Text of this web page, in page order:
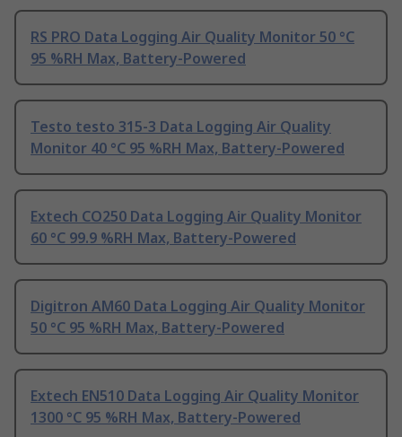
RS PRO Data Logging Air Quality Monitor 50 °C
95 %RH Max, Battery-Powered
Testo testo 315-3 Data Logging Air Quality
Monitor 40 °C 95 %RH Max, Battery-Powered
Extech CO250 Data Logging Air Quality Monitor
60 °C 99.9 %RH Max, Battery-Powered
Digitron AM60 Data Logging Air Quality Monitor
50 °C 95 %RH Max, Battery-Powered
Extech EN510 Data Logging Air Quality Monitor
1300 °C 95 %RH Max, Battery-Powered